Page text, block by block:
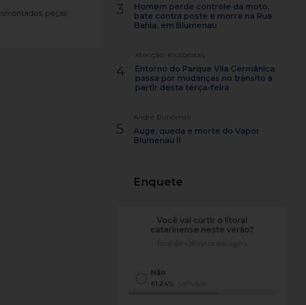
peças
3
Homem perde controle da moto,
bate contra poste e morre na Rua
Bahia, em Blumenau
4
Atenção, motoristas
Entorno do Parque Vila Germânica
passa por mudanças no trânsito a
partir desta terça-feira
5
André Bonomini
Auge, queda e morte do Vapor
Blumenau II
Enquete
Você vai curtir o litoral
catarinense neste verão?
Total de 436 votos até agora
Não
61,24% (267 votos)